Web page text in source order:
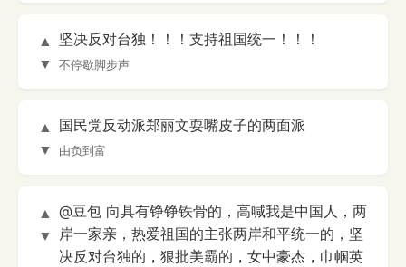
▲
▼
坚决反对台独！！！支持祖国统一！！！
不停歇脚步声
▲
▼
国民党反动派郑丽文耍嘴皮子的两面派
由负到富
▲
▼
@豆包 向具有铮铮铁骨的，高喊我是中国人，两
岸一家亲，热爱祖国的主张两岸和平统一的，坚
决反对台独的，狠批美霸的，女中豪杰，巾帼英